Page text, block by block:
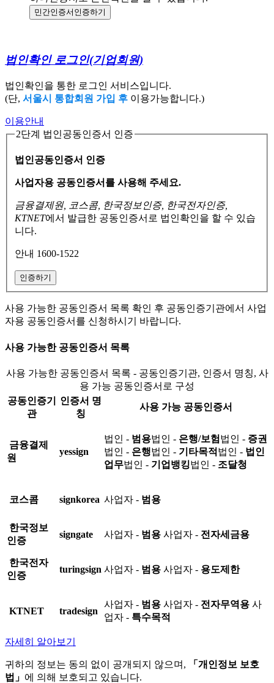
민간인증서 인증하기
법인확인 로그인(기업회원)
법인확인을 통한 로그인 서비스입니다.
(단, 서울시 통합회원 가입 후 이용가능합니다.)
이용안내
2단계 법인공동인증서 인증
법인공동인증서 인증
사업자용 공동인증서를 사용해 주세요.
금융결제원, 코스콤, 한국정보인증, 한국전자인증,
KTNET에서 발급한 공동인증서로 법인확인을 할 수 있습
니다.
안내 1600-1522
인증하기
사용 가능한 공동인증서 목록 확인 후 공동인증기관에서 사업
자용 공동인증서를 신청하시기 바랍니다.
사용 가능한 공동인증서 목록
사용 가능한 공동인증서 목록 - 공동인증기관, 인증서 명칭, 사
용 가능 공동인증서로 구성
공동인증기
관
인증서 명
칭
사용 가능 공동인증서
금융결제
원
yessign
법인 - 범용법인 - 은행/보험 법인 - 증권
법인 - 은행법인 - 기타목적 법인 - 법인
업무법인 - 기업뱅킹법인 - 조달청
코스콤 signkorea 사업자 - 범용
한국정보
인증
signgate 사업자 - 범용 사업자 - 전자세금용
한국전자
인증
turingsign 사업자 - 범용 사업자 - 용도제한
KTNET tradesign
사업자 - 범용 사업자 - 전자무역용 사
업자 - 특수목적
자세히 알아보기
귀하의 정보는 동의 없이 공개되지 않으며,
「개인정보 보호
법」 에 의해 보호되고 있습니다.